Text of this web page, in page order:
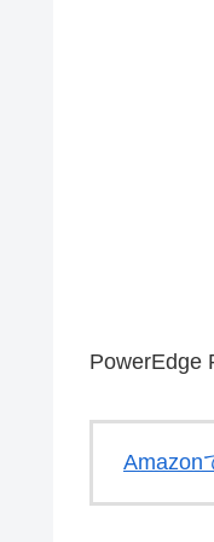
PowerEdge
Amazon